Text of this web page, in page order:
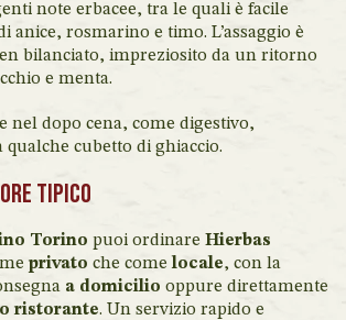
note erbacee, tra le quali è facile
anice, rosmarino e timo. L’assaggio è
bilanciato, impreziosito da un ritorno
e menta.
nel dopo cena, come digestivo,
qualche cubetto di ghiaccio.
tipico
Torino puoi ordinare Hierbas
privato che comelocale, con la
a domicilio oppure direttamente
ristorante. Un servizio rapido e